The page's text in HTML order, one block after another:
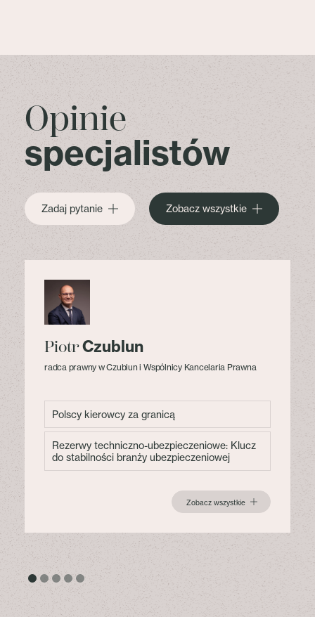
Opinie
specjalistów
Zadaj pytanie Zobacz wszystkie
PiotrCzublun
radca prawny w Czublun i Wspólnicy Kancelaria Prawna
Polscy kierowcy za granicą
Rezerwy techniczno-ubezpieczeniowe: Klucz
do stabilności branży ubezpieczeniowej
Zobacz wszystkie